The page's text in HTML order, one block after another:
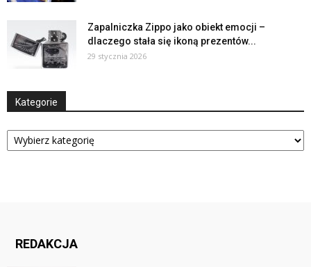
Zapalniczka Zippo jako obiekt emocji –
dlaczego stała się ikoną prezentów...
29 stycznia 2026
Kategorie
Kategorie
REDAKCJA